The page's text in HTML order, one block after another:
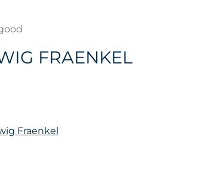
FRAENKEL
Fraenkel